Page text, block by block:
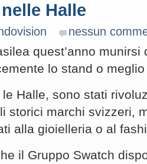
Halle
nessun
quest’anno munirsi
lo stand o meglio
Halle, sono stati
storici marchi svizzeri,
alla gioielleria o al
il Gruppo Swatch